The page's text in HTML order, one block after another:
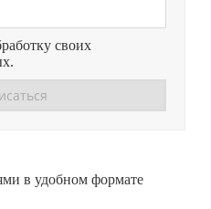
своих
в удобном формате